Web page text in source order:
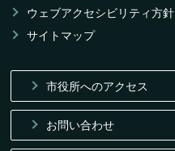
ウェブアクセシビリティ方針
サイトマップ
市役所へのアクセス
お問い合わせ